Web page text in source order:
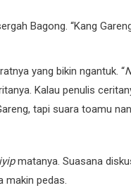
Bagong. “Kang
yang bikin ngantuk. “
Kalau penulis
tapi suara toamu
matanya. Suasana
makin pedas.